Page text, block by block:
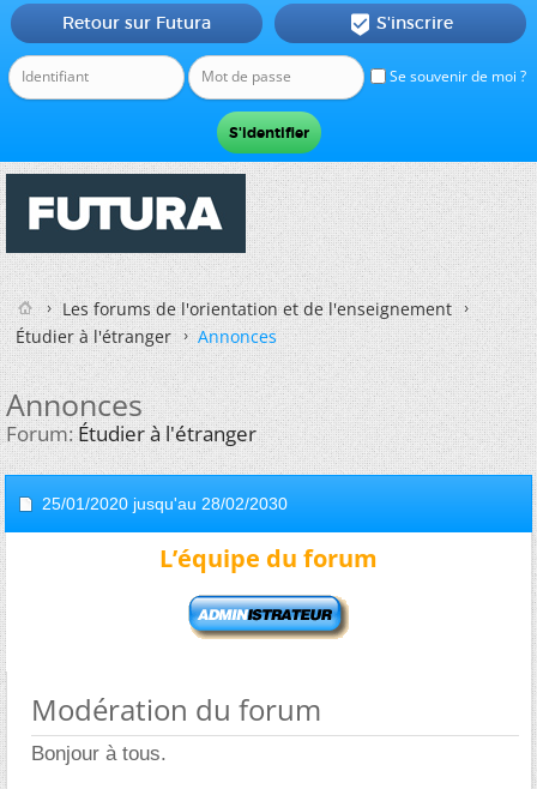
Se souvenir de moi ?
Retour sur Futura  S'inscrire
Les forums de l'orientation et de l'enseignement
Étudier à l'étranger
Annonces
Annonces
Forum:Étudier à l'étranger
25/01/2020 jusqu'au 28/02/2030
L’équipe du forum
Modération du forum
Bonjour à tous.